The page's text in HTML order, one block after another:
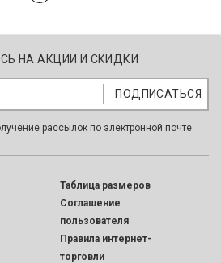
НА АКЦИИ И СКИДКИ
рассылок по электронной почте.
Таблица размеров
Соглашение
пользователя
Правила интернет-
торговли